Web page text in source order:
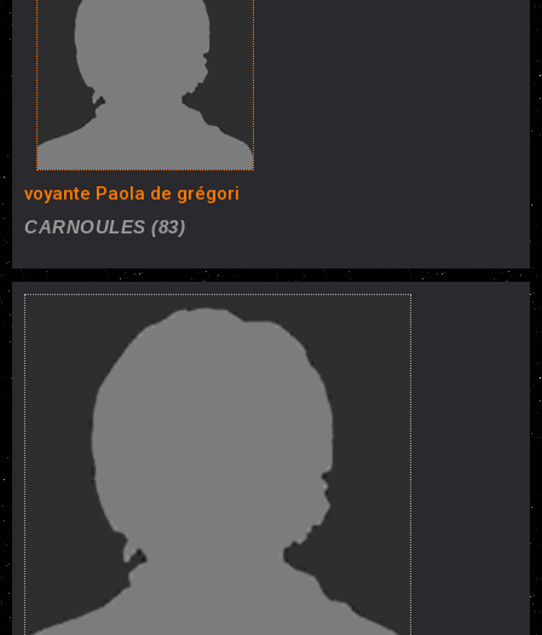
voyante Paola de grégori
CARNOULES (83)